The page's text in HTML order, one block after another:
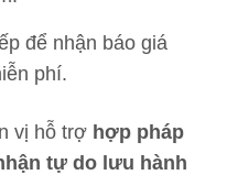
để nhận báo giá
phí.
vị hỗ trợ hợp pháp
tự do lưu hành